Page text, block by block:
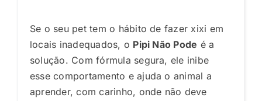
Se o seu pet tem o hábito de fazer xixi em
locais inadequados, o Pipi Não Pode é a
solução. Com fórmula segura, ele inibe
esse comportamento e ajuda o animal a
aprender, com carinho, onde não deve